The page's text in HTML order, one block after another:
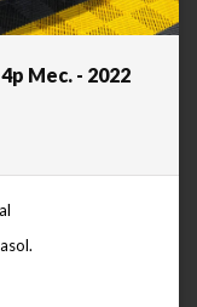
Mec. - 2022